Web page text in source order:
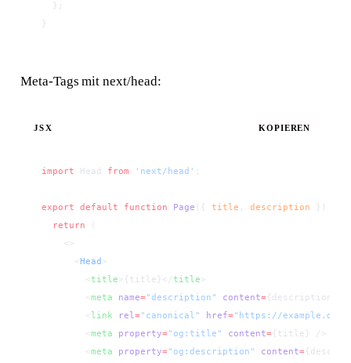
  };
}
Meta-Tags mit next/head:
JSX KOPIEREN
import Head from 'next/head' ;
export default function Page ({ title , description }) {
  return
    <>
      <
Head >
        <
title >{title}</title >
        <
meta name= "description" content={description} /
        <
link rel= "canonical" href= "https://example.de/
        <
meta property= "og:title" content={title} />
        <
meta property= "og:description" content=